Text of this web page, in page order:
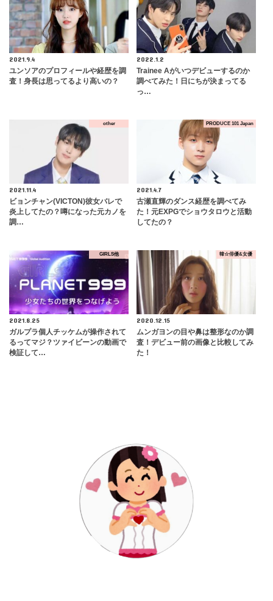
2021.9.4
ユンソアのプロフィールや経歴を調
査！身長は思ってるより高いの？
2022.1.2
Trainee Aがいつデビューするのか
調べてみた！日にちが決まってる
っ…
other
2021.11.4
ビョンチャン(VICTON)彼女バレで
炎上してたの？噂になった元カノを
調…
PRODUCE 101 Japan
2021.4.7
古瀬直輝のダンス経歴を調べてみ
た！元EXPGでショウタロウと活動
してたの？
GIRLS他
2021.8.25
ガルプラ個人チッケムが操作されて
るってマジ？ツァイビーンの動画で
検証して…
韓☆俳優&女優
2020.12.15
ムンガヨンの目や鼻は整形なのか調
査！デビュー前の画像と比較してみ
た！